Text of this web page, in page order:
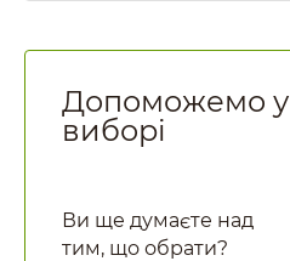
Допоможемо у
виборі
Ви ще думаєте над
тим, що обрати?